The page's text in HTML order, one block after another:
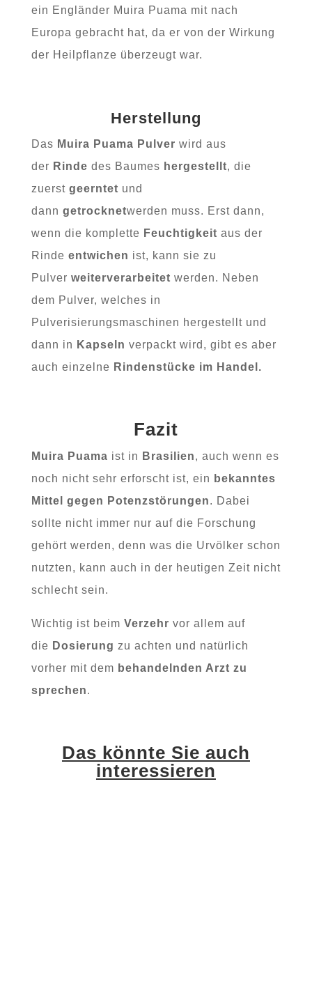
ein Engländer Muira Puama mit nach
Europa gebracht hat, da er von der Wirkung
der Heilpflanze überzeugt war.
Herstellung
Das Muira Puama Pulver wird aus
der Rinde des Baumes hergestellt, die
zuerst geerntet und
dann getrocknetwerden muss. Erst dann,
wenn die komplette Feuchtigkeit aus der
Rinde entwichen ist, kann sie zu
Pulver weiterverarbeitet werden. Neben
dem Pulver, welches in
Pulverisierungsmaschinen hergestellt und
dann in Kapseln verpackt wird, gibt es aber
auch einzelne Rindenstücke im Handel.
Fazit
Muira Puama ist in Brasilien, auch wenn es
noch nicht sehr erforscht ist, ein bekanntes
Mittel gegen Potenzstörungen. Dabei
sollte nicht immer nur auf die Forschung
gehört werden, denn was die Urvölker schon
nutzten, kann auch in der heutigen Zeit nicht
schlecht sein.
Wichtig ist beim Verzehr vor allem auf
die Dosierung zu achten und natürlich
vorher mit dem behandelnden Arzt zu
sprechen.
Das könnte Sie auch
interessieren